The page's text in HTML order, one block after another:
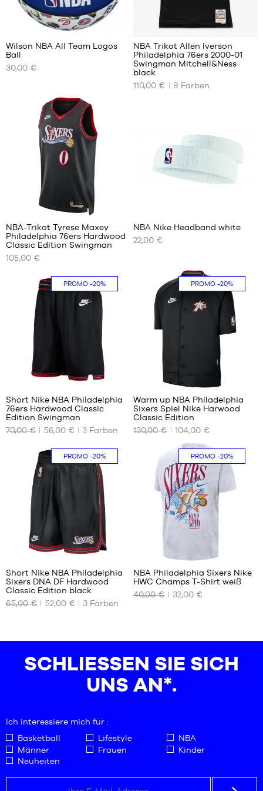
UNSERE
VERFÜGBAREN
4
Wilson NBA All Team Logos
Ball
30,00 €
UNSERE
VERFÜGBAREN
GRÖSSEN
83
NBA Trikot Allen Iverson
Philadelphia 76ers 2000-01
Swingman Mitchell&Ness
black
110,00 €
9 Farben
UNSERE
GRÖSSEN
NBA-Trikot Tyrese Maxey
Philadelphia 76ers Hardwood
Classic Edition Swingman
105,00 €
UNSERE
Einheitsgröße
NBA Nike Headband white
22,00 €
PROMO-20%
UNSERE
VERFÜGBAREN
GRÖSSEN
XXL
33
Short Nike NBA Philadelphia
76ers Hardwood Classic
Edition Swingman
70,00 €
56,00 € 3 Farben
PROMO-20%
UNSERE
GRÖSSEN
Warm up NBA Philadelphia
Sixers Spiel Nike Harwood
Classic Edition
130,00 €
104,00 €
PROMO-20%
UNSERE
GRÖSSEN
33
Short Nike NBA Philadelphia
Sixers DNA DF Hardwood
Classic Edition black
65,00 €
52,00 € 3 Farben
PROMO-20%
UNSERE
VERFÜGBAREN
L
XL
XXL
NBA Philadelphia Sixers Nike
HWC Champs T-Shirt weiß
40,00 €
32,00 €
SCHLIESSEN SIE SICH U
NS AN*.
Ich interessiere mich für :
Basketball
Lifestyle
NBA
Männer
Frauen
Kinder
Neuheiten